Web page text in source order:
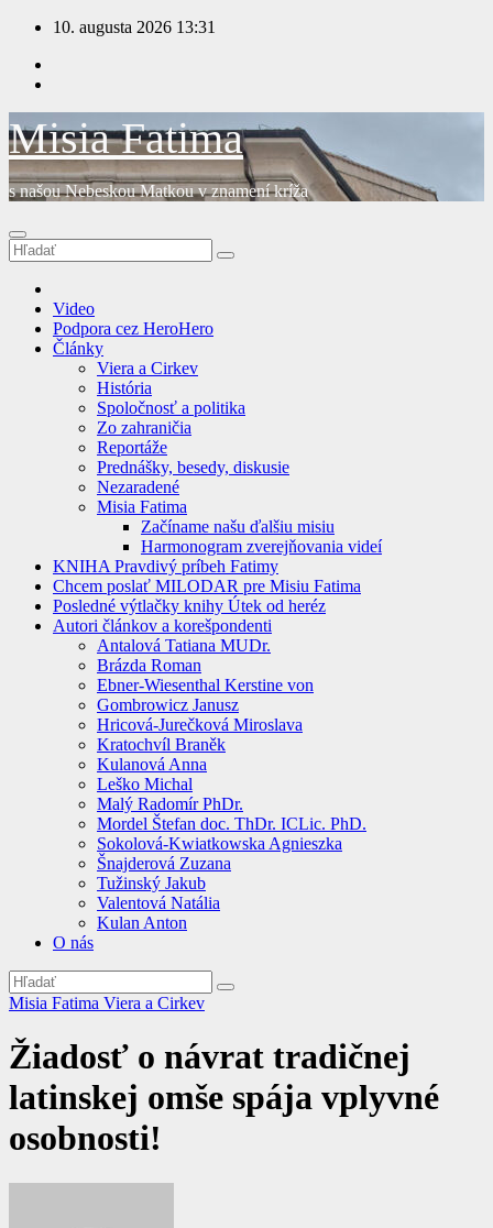
Prejsť
obsah
10. augusta 2026 13:31
Misia Fatima
s našou Nebeskou Matkou v znamení kríža
Video
Podpora cez HeroHero
Články
Viera a Cirkev
História
Spoločnosť a politika
Zo zahraničia
Reportáže
Prednášky, besedy, diskusie
Nezaradené
Misia Fatima
Začíname našu ďalšiu misiu
Harmonogram zverejňovania videí
KNIHA Pravdivý príbeh Fatimy
Chcem poslať MILODAR pre Misiu Fatima
Posledné výtlačky knihy Útek od heréz
Autori článkov a korešpondenti
Antalová Tatiana MUDr.
Brázda Roman
Ebner-Wiesenthal Kerstine von
Gombrowicz Janusz
Hricová-Jurečková Miroslava
Kratochvíl Braněk
Kulanová Anna
Leško Michal
Malý Radomír PhDr.
Mordel Štefan doc. ThDr. ICLic. PhD.
Sokolová-Kwiatkowska Agnieszka
Šnajderová Zuzana
Tužinský Jakub
Valentová Natália
Kulan Anton
O nás
Misia Fatima Viera a Cirkev
Žiadosť o návrat tradičnej
latinskej omše spája vplyvné
osobnosti!